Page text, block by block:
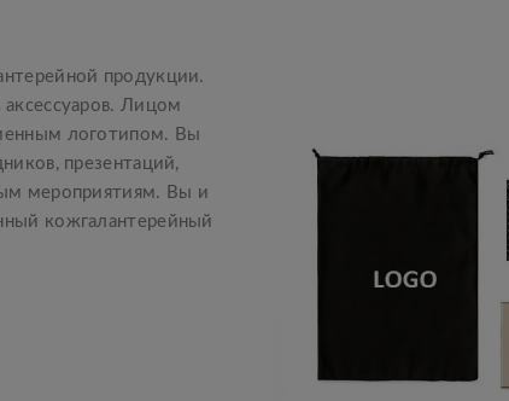
продукции.
Лицом
логотипом. Вы
презентаций,
мероприятиям. Вы и
кожгалантерейный